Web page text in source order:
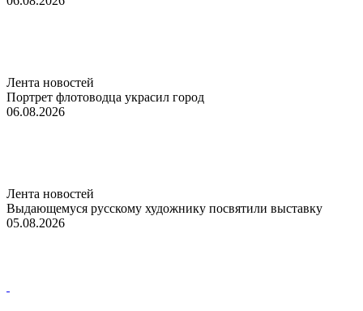
Лента новостей
Портрет флотоводца украсил город
06.08.2026
Лента новостей
Выдающемуся русскому художнику посвятили выставку
05.08.2026